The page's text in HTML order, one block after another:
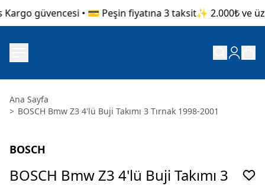
güvencesi • 💳 Peşin fiyatına 3 taksit✨ 2.000₺ ve
Ana Sayfa
> BOSCH Bmw Z3 4'lü Buji Takımı 3 Tırnak 1998-2001
BOSCH
BOSCH Bmw Z3 4'lü Buji Takımı 3